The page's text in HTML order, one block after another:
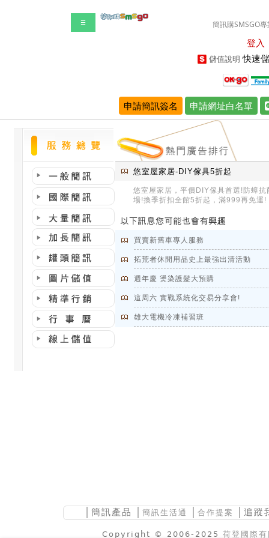
☰ 簡訊購SMSGO
登入
儲值說明 快速
申請簡訊簽名 申請網址白名單
悠室屋家居-DIY傢具5折起
悠室屋家居，平價DIY傢具首選!防蟑
場!換季折扣全館5折起，滿999再免運!
買賣新舊車專人服務
拓荒者休閒用品史上最強出清活動
週年慶 燙染護髮大預購
這周六 實戰系統化交易分享會!
雄大電機冷凍補習班
簡訊產品 簡訊生活通 合作提案 │追蹤
Copyright © 2006-2025 荷登國際